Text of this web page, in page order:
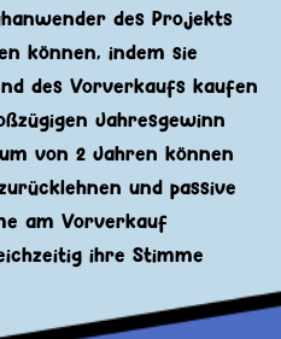
des Projekts
können, indem sie
des Vorverkaufs kaufen
Jahresgewinn
von 2 Jahren können
und passive
am Vorverkauf
ihre Stimme